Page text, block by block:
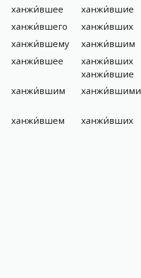
ханжи́вшее ханжи́вшие
ханжи́вшего ханжи́вших
ханжи́вшему ханжи́вшим
ханжи́вшее
ханжи́вших
ханжи́вшие
ханжи́вшим ханжи́вшими
ханжи́вшем ханжи́вших